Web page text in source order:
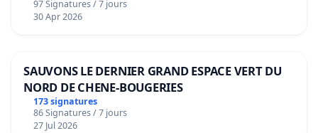
97 Signatures / 7 jours
30 Apr 2026
SAUVONS LE DERNIER GRAND ESPACE VERT DU
NORD DE CHENE-BOUGERIES
173 signatures
86 Signatures / 7 jours
27 Jul 2026